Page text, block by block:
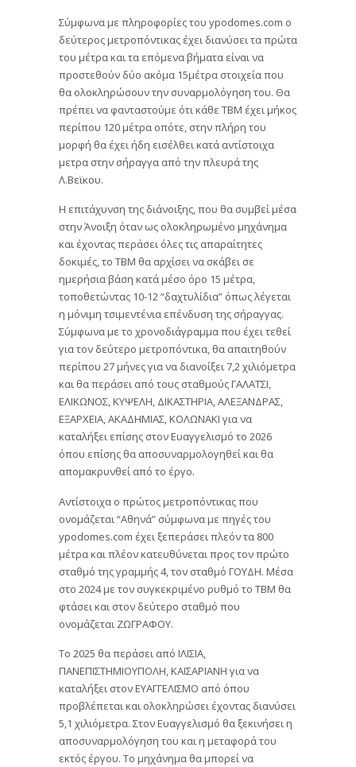
Σύμφωνα με πληροφορίες του ypodomes.com o
δεύτερος μετροπόντικας έχει διανύσει τα πρώτα
του μέτρα και τα επόμενα βήματα είναι να
προστεθούν δύο ακόμα 15μέτρα στοιχεία που
θα ολοκληρώσουν την συναρμολόγηση του. Θα
πρέπει να φανταστούμε ότι κάθε ΤΒΜ έχει μήκος
περίπου 120 μέτρα οπότε, στην πλήρη του
μορφή θα έχει ήδη εισέλθει κατά αντίστοιχα
μετρα στην σήραγγα από την πλευρά της
Λ.Βεϊκου.
Η επιτάχυνση της διάνοιξης, που θα συμβεί μέσα
στην Άνοιξη όταν ως ολοκληρωμένο μηχάνημα
και έχοντας περάσει όλες τις απαραίτητες
δοκιμές, το ΤΒΜ θα αρχίσει να σκάβει σε
ημερήσια βάση κατά μέσο όρο 15 μέτρα,
τοποθετώντας 10-12 “δαχτυλίδια” όπως λέγεται
η μόνιμη τσιμεντένια επένδυση της σήραγγας.
Σύμφωνα με το χρονοδιάγραμμα που έχει τεθεί
για τον δεύτερο μετροπόντικα, θα απαιτηθούν
περίπου 27 μήνες για να διανοίξει 7,2 χιλιόμετρα
και θα περάσει από τους σταθμούς ΓΑΛΑΤΣΙ,
ΕΛΙΚΩΝΟΣ, ΚΥΨΕΛΗ, ΔΙΚΑΣΤΗΡΙΑ, ΑΛΕΞΑΝΔΡΑΣ,
ΕΞΑΡΧΕΙΑ, ΑΚΑΔΗΜΙΑΣ, ΚΟΛΩΝΑΚΙ για να
καταλήξει επίσης στον Ευαγγελισμό το 2026
όπου επίσης θα αποσυναρμολογηθεί και θα
απομακρυνθεί από το έργο.
Αντίστοιχα ο πρώτος μετροπόντικας που
ονομάζεται “Αθηνά” σύμφωνα με πηγές του
ypodomes.com έχει ξεπεράσει πλεόν τα 800
μέτρα και πλέον κατευθύνεται προς τον πρώτο
σταθμό της γραμμής 4, τον σταθμό ΓΟΥΔΗ. Μέσα
στο 2024 με τον συγκεκριμένο ρυθμό το ΤΒΜ θα
φτάσει και στον δεύτερο σταθμό που
ονομάζεται ΖΩΓΡΑΦΟΥ.
Το 2025 θα περάσει από ΙΛΙΣΙΑ,
ΠΑΝΕΠΙΣΤΗΜΙΟΥΠΟΛΗ, ΚΑΙΣΑΡΙΑΝΗ για να
καταλήξει στον ΕΥΑΓΓΕΛΙΣΜΟ από όπου
προβλέπεται και ολοκληρώσει έχοντας διανύσει
5,1 χιλιόμετρα. Στον Ευαγγελισμό θα ξεκινήσει η
αποσυναρμολόγηση του και η μεταφορά του
εκτός έργου. Το μηχάνημα θα μπορεί να